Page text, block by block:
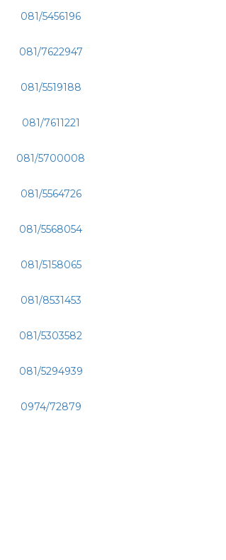
081/5456196
081/7622947
081/5519188
081/7611221
081/5700008
081/5564726
081/5568054
081/5158065
081/8531453
081/5303582
081/5294939
0974/72879